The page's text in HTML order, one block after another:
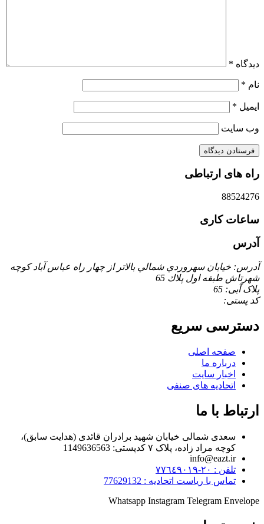
دیدگاه *
نام *
ایمیل *
وب‌ سایت
راه های ارتباطی
88524276
ساعات کاری
آدرس
آدرس: خيابان سهروردي شمالي بالاتر از چهار راه عباس آباد كوچه
شهرتاش طبقه اول پلاك 65
پلاک آبی: 65
کد پستی:
دسترسی سریع
صفحه اصلی
درباره ما
اخبار سایت
اتحادیه های صنفی
ارتباط با ما
سعدی شمالی خیابان شهید برادران قائدی (هدایت سابق)،
کوچه مراد زاده، پلاک ۷ کدپستی: 1149636563
info@eazt.ir
تلفن : ٢٠-٧٧٦٤٩٠١٩
تماس با ریاست اتحادیه : 77629132
Whatsapp Instagram Telegram Envelope